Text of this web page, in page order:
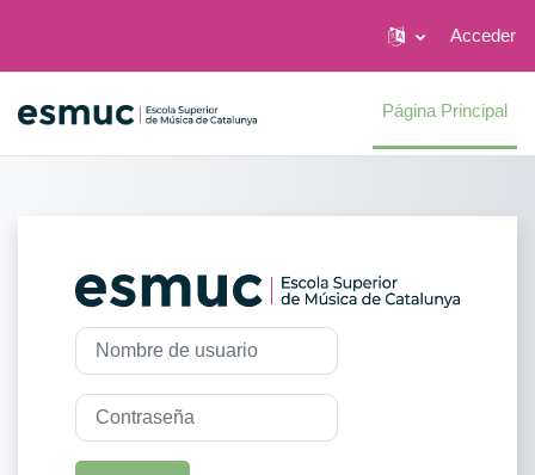
Acceder
Página Principal
Entrar a Aulari -
Nombre de usuario
Contraseña